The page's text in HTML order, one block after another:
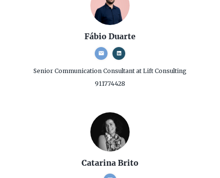
Fábio Duarte
Senior Communication Consultant at Lift Consulting
911774428
Catarina Brito